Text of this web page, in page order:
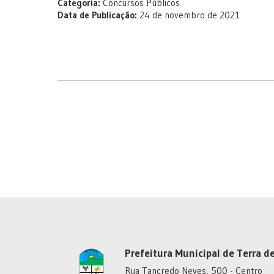
Categoria: Concursos Públicos
Data de Publicação: 24 de novembro de 2021
Prefeitura Municipal de Terra
Rua Tancredo Neves, 500 - Centro